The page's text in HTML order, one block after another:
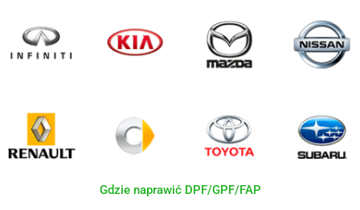
Gdzie naprawić DPF/GPF/FAP